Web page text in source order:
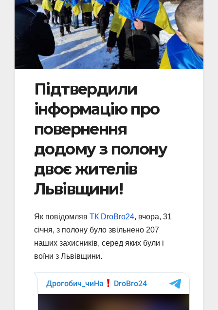
Підтвердили
інформацію про
повернення
додому з полону
двоє жителів
Львівщини!
Як повідомляв ТК DroBro24, вчора, 31
січня, з полону було звільнено 207
наших захисників, серед яких були і
воїни з Львівщини.